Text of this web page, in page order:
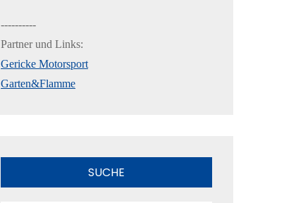
----------
Partner und Links:
Gericke Motorsport
Garten&Flamme
SUCHE